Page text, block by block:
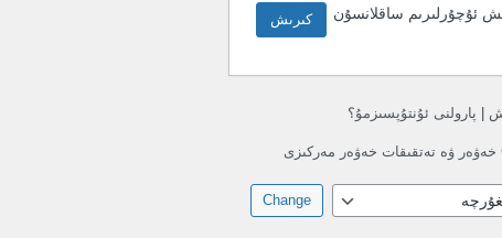
ئۇچۇرلىرىم ساقلانسۇن
پارولنى ئۇنتۇپسىزمۇ؟